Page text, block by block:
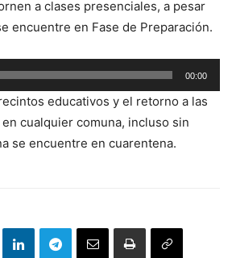
a clases presenciales, a pesar
encuentre en Fase de Preparación.
00:00
educativos y el retorno a las
cualquier comuna, incluso sin
se encuentre en cuarentena.